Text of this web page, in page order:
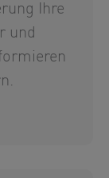
Ihre
und